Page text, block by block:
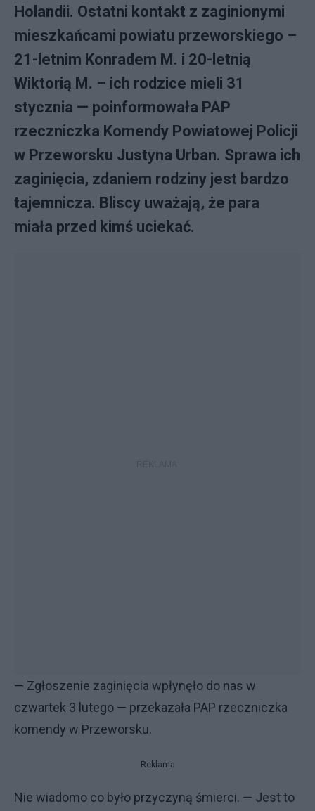
Holandii. Ostatni kontakt z zaginionymi
mieszkańcami powiatu przeworskiego –
21-letnim Konradem M. i 20-letnią
Wiktorią M. – ich rodzice mieli 31
stycznia — poinformowała PAP
rzeczniczka Komendy Powiatowej Policji
w Przeworsku Justyna Urban. Sprawa ich
zaginięcia, zdaniem rodziny jest bardzo
tajemnicza. Bliscy uważają, że para
miała przed kimś uciekać.
— Zgłoszenie zaginięcia wpłynęło do nas w
czwartek 3 lutego — przekazała PAP rzeczniczka
komendy w Przeworsku.
Reklama
Nie wiadomo co było przyczyną śmierci. — Jest to